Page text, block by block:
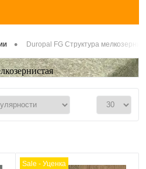
• Duropal FG Структура
Sale - Уценка